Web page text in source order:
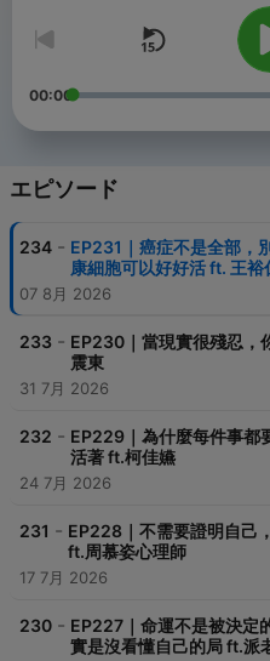
￣￣￣￣￣￣￣￣￣￣￣￣￣￣
🎁 節目更新 ➔ 每週五上架
📧 聽眾投稿 ➔
💎 主持人FB ➔ 曾寶儀Bowie
💎 YT頻道 ➔ youtube.com/
⛏ 贊助鏟子 ➔ https://bit.ly/
00:00
エピソード
234 - EP231｜癌症不是全部，
康細胞可以好好活 ft. 王
07 8月 2026
233 - EP230｜當現實很殘忍，
震東
31 7月 2026
232 - EP229｜為什麼每件事都
活著 ft.柯佳嬿
24 7月 2026
231 - EP228｜不需要證明自己
ft.周慕姿心理師
17 7月 2026
230 - EP227｜命運不是被決定
實是沒看懂自己的局 ft.派